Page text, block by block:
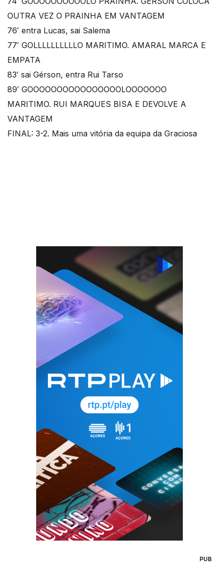
OUTRA VEZ O PRAINHA EM VANTAGEM
76′ entra Lucas, sai Salema
77′ GOLLLLLLLLLLO MARITIMO. AMARAL MARCA E
EMPATA
83′ sai Gérson, entra Rui Tarso
89′ GOOOOOOOOOOOOOOOOLOOOOOOO
MARITIMO. RUI MARQUES BISA E DEVOLVE A
VANTAGEM
FINAL: 3-2. Mais uma vitória da equipa da Graciosa
PUB